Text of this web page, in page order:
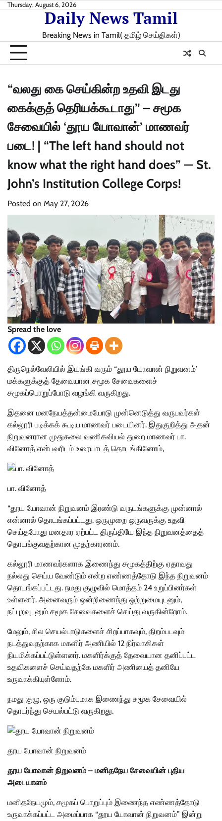
SkipThursday, August 6, 2026
Daily News Tamil
Breaking News in Tamil( தமிழ் செய்திகள்)
“வலது கை செய்கின்ற உதவி இடது
கைக்குத் தெரியக்கூடாது” – சமூக
சேவையில் ‘தூய யோவான்’ மாணவர்
படை! | “The left hand should not
know what the right hand does” — St.
John’s Institution College Corps!
Posted on May 27, 2026
Spread the love
திருநெல்வேலியில் இயங்கி வரும் “தூய யோவான் நிறுவனம்’
மக்களுக்குத் தேவையான சமூக சேவைகளைச்
சமூகப்பொறுப்போடு வழங்கி வருகிறது.
இதனை மனநேயத்தன்மையோடு முன்னெடுத்து வருபவர்கள்
கல்லூரி படிக்கக் கூடிய மாணவர் படையினர். இதுகுறித்து அதன்
நிறுவனரான முதுகலை வணிகவியல் துறை மாணவர் பா.
வினோத் என்பவரிடம் உரையாடத் தொடங்கினோம்,
பா. வினோத்
“தூய யோவான் நிறுவனம் இரண்டு வருடங்களுக்கு முன்னால்
என்னால் தொடங்கப்பட்டது. ஒருமுறை ஒருவருக்கு உதவி
செய்தபோது மனதார ஏற்பட்ட திருப்தியே இந்த நிறுவனத்தைத்
தொடங்குவதற்கான முதற்காரணம்.
கல்லூரி மாணவர்களாக இணைந்து சமூகத்திற்கு ஏதாவது
நல்லது செய்ய வேண்டும் என்ற எண்ணத்தோடு இந்த நிறுவனம்
தொடங்கப்பட்டது. நமது குழுவில் மொத்தம் 24 உறுப்பினர்கள்
உள்ளனர். அனைவரும் ஒன்றிணைந்து ஒற்றுமையுடனும்,
நட்புறவுடனும் சமூக சேவைகளைச் செய்து வருகின்றோம்.
மேலும், சில செயல்பாடுகளைச் சிறப்பாகவும், திறம்படவும்
நடத்துவதற்காக மகளிர் அணியில் 12 நிர்வாகிகள்
நியமிக்கப்பட்டுள்ளனர். மகளிர்க்குத் தேவையான தனிப்பட்ட
உதவிகளைச் செய்வதற்கே மகளிர் அணியைத் தனியே
உருவாக்கியுள்ளோம்.
நமது குழு, ஒரு குடும்பமாக இணைந்து சமூக சேவையில்
தொடர்ந்து செயல்பட்டு வருகிறது.
தூய யோவான் நிறுவனம்
தூய யோவான் நிறுவனம் – மனிதநேய சேவையின் புதிய
அடையாளம்
மனிதநேயமும், சமூகப் பொறுப்பும் இணைந்த எண்ணத்தோடு
உருவாக்கப்பட்ட அமைப்பாக “தூய யோவான் நிறுவனம்” இன்று